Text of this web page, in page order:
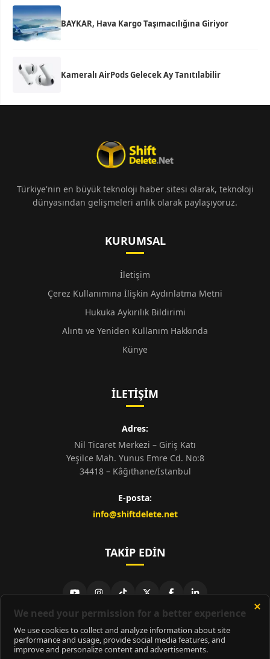
BAYKAR, Hava Kargo Taşımacılığına Giriyor
Kameralı AirPods Gelecek Ay Tanıtılabilir
Türkiye'nin en büyük teknoloji haber sitesi olarak, teknoloji
dünyasından gelişmeleri anlık olarak paylaşıyoruz.
KURUMSAL
İletişim
Çerez Kullanımına İlişkin Aydınlatma Metni
Hukuka Aykırılık Bildirimi
Alıntı ve Yeniden Kullanım Hakkında
Künye
İLETIŞIM
Adres:
Nil Ticaret Merkezi – Giriş Katı
Yeşilce Mah. Yunus Emre Cd. No:8
34418 – Kâğıthane/İstanbul
E-posta:
info@shiftdelete.net
TAKIP EDIN